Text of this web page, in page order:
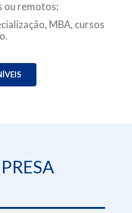
ou remotos;
MBA, cursos